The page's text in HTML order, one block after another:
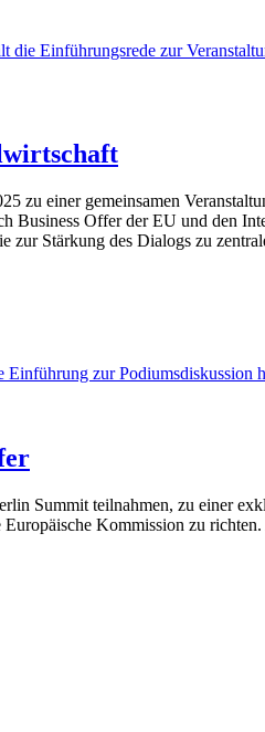
zu einer gemeinsamen
Business Offer der EU und den
Stärkung des Dialogs zu
Summit teilnahmen, zu einer
Kommission zu